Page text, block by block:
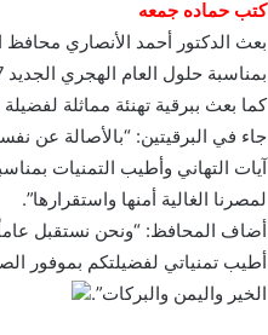
كتب حماده جمعه
بعث الدكتور أحمد الأنصاري محافظ
بمناسبة حلول العام الهجري الجديد 1447هـ.
كما بعث ببرقية تهنئة مماثلة
جاء في البرقيتين: “بالأصالة عن
آيات التهاني وأطيب التمنيات
لمصرنا الغالية أمنها واستقرارها”.
أضاف المحافظ: “ونحن نستقبل عاماً
أطيب تمنياتي لفضيلتكم بموفور
الخير واليمن والبركات”.